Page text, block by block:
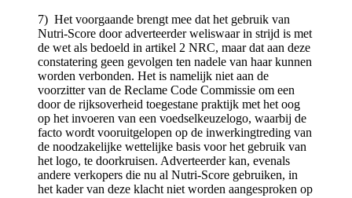
7) Het voorgaande brengt mee dat het gebruik van
Nutri-Score door adverteerder weliswaar in strijd is met
de wet als bedoeld in artikel 2 NRC, maar dat aan deze
constatering geen gevolgen ten nadele van haar kunnen
worden verbonden. Het is namelijk niet aan de
voorzitter van de Reclame Code Commissie om een
door de rijksoverheid toegestane praktijk met het oog
op het invoeren van een voedselkeuzelogo, waarbij de
facto wordt vooruitgelopen op de inwerkingtreding van
de noodzakelijke wettelijke basis voor het gebruik van
het logo, te doorkruisen. Adverteerder kan, evenals
andere verkopers die nu al Nutri-Score gebruiken, in
het kader van deze klacht niet worden aangesproken op